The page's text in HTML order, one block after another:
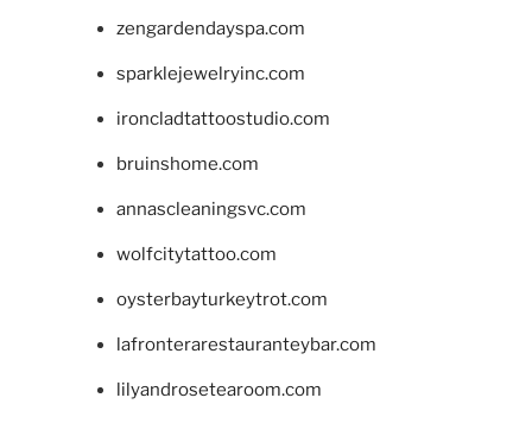
zengardendayspa.com
sparklejewelryinc.com
ironcladtattoostudio.com
bruinshome.com
annascleaningsvc.com
wolfcitytattoo.com
oysterbayturkeytrot.com
lafronterarestauranteybar.com
lilyandrosetearoom.com